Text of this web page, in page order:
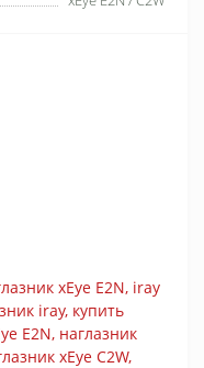
xEye E2N, iray
iray, купить
E2N, наглазник
xEye C2W,